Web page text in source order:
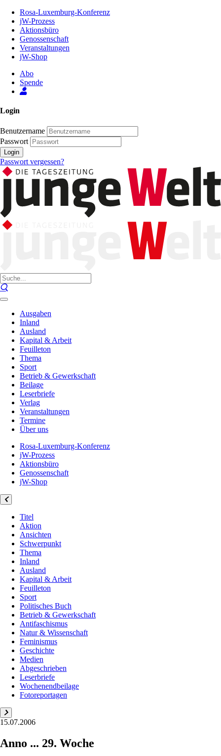
Inhalt
Seite
Rosa-Luxemburg-Konferenz
jW-Prozess
Aktionsbüro
Genossenschaft
Veranstaltungen
jW-Shop
Abo
Spende
Login
Benutzername
Passwort
Login
Passwort vergessen?
Ausgaben
Inland
Ausland
Kapital & Arbeit
Feuilleton
Thema
Sport
Betrieb & Gewerkschaft
Beilage
Leserbriefe
Verlag
Veranstaltungen
Termine
Über uns
Rosa-Luxemburg-Konferenz
jW-Prozess
Aktionsbüro
Genossenschaft
jW-Shop
Titel
Aktion
Ansichten
Schwerpunkt
Thema
Inland
Ausland
Kapital & Arbeit
Feuilleton
Sport
Politisches Buch
Betrieb & Gewerkschaft
Antifaschismus
Natur & Wissenschaft
Feminismus
Geschichte
Medien
Abgeschrieben
Leserbriefe
Wochenendbeilage
Fotoreportagen
15.07.2006
Anno ... 29. Woche